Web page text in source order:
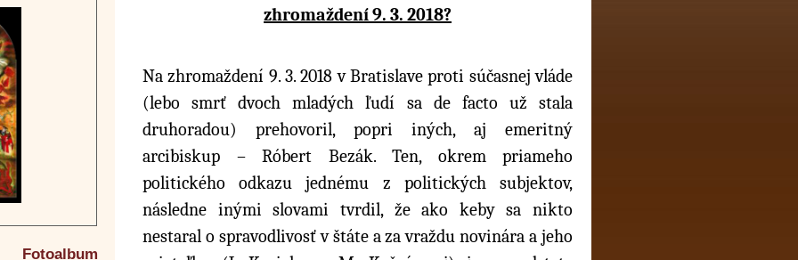
zhromaždení 9. 3. 2018?
Na zhromaždení 9. 3. 2018 v Bratislave proti súčasnej vláde
(lebo smrť dvoch mladých ľudí sa de facto už stala
druhoradou) prehovoril, popri iných, aj emeritný
arcibiskup – Róbert Bezák. Ten, okrem priameho
politického odkazu jednému z politických subjektov,
následne inými slovami tvrdil, že ako keby sa nikto
nestaral o spravodlivosť v štáte a za vraždu novinára a jeho
Fotoalbum